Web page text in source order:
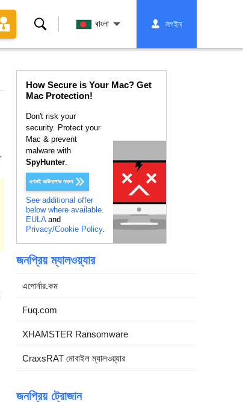
অনুসন্ধান
করুন
বাংলা লগইন
How Secure is Your Mac? Get
Mac Protection!
Don't risk your
security. Protect your
Mac & prevent
malware with
SpyHunter.
এখনই ডাউনলোড করুন
See additional offer
below where available.
EULAand
Privacy/Cookie Policy.
জনপ্রিয় ম্যালওয়্যার
এপোর্নার.কম
Fuq.com
XHAMSTER Ransomware
CraxsRAT মোবাইল ম্যালওয়্যার
জনপ্রিয় ট্রোজান